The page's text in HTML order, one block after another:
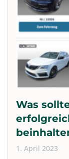
Was
1. April 2023